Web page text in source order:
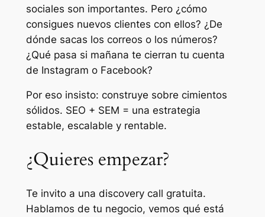
sociales son importantes. Pero ¿cómo
consigues nuevos clientes con ellos? ¿De
dónde sacas los correos o los números?
¿Qué pasa si mañana te cierran tu cuenta
de Instagram o Facebook?
Por eso insisto: construye sobre cimientos
sólidos. SEO + SEM = una estrategia
estable, escalable y rentable.
¿Quieres empezar?
Te invito a una discovery call gratuita.
Hablamos de tu negocio, vemos qué está